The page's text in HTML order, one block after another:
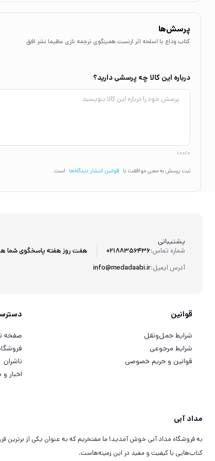
پرسش‌ها
کتاب وداع با اسلحه اثر ارنست همینگوی ترجمه نازی عظیما نشر افق
درباره این کالا چه پرسشی دارید؟
100/0
ثبت پرسش به معنی موافقت با قوانین انتشار دیدگاه‌ها است.
پشتیبانی
شماره تماس:02188356436
آدرس ایمیل:info@medadaabi.ir
هفت روز هفته پاسخگوی شما
قوانین
شرایط حمل‌ونقل
شرایط مرجوعی
قوانین و حریم خصوصی
صفحه
ناشران
اخبار
مداد آبی
به فروشگاه مداد آبی خوش آمدید! ما مفتخریم که به عنوان یکی از
کتاب‌هایی با کیفیت و مفید در این زمینه‌هاست.